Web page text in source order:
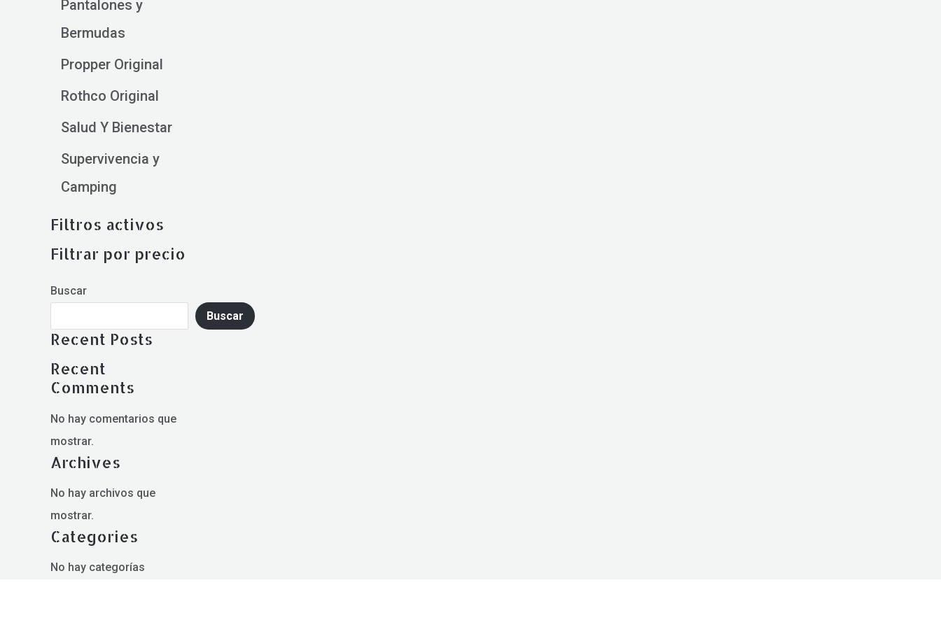
Pantalones y
Bermudas
Propper Original
Rothco Original
Salud Y Bienestar
Supervivencia y
Camping
Filtros activos
Filtrar por precio
Buscar
Buscar
Recent Posts
Recent
Comments
No hay comentarios que
mostrar.
Archives
No hay archivos que
mostrar.
Categories
No hay categorías